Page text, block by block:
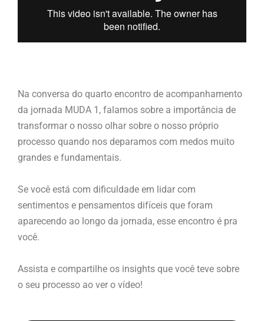
Na conversa do quarto encontro de acompanhamento
da jornada MUDA 1, falamos sobre a importância de
transformar o nosso olhar sobre o nosso próprio
processo quando nos deparamos com medos muito
grandes e fundamentais.
Se você está com dificuldade em lidar com
sentimentos e pensamentos difíceis que foram
aparecendo ao longo da jornada, esse encontro é pra
você.
Assista e compartilhe os insights que você teve sobre
o seu processo ao ver o vídeo!